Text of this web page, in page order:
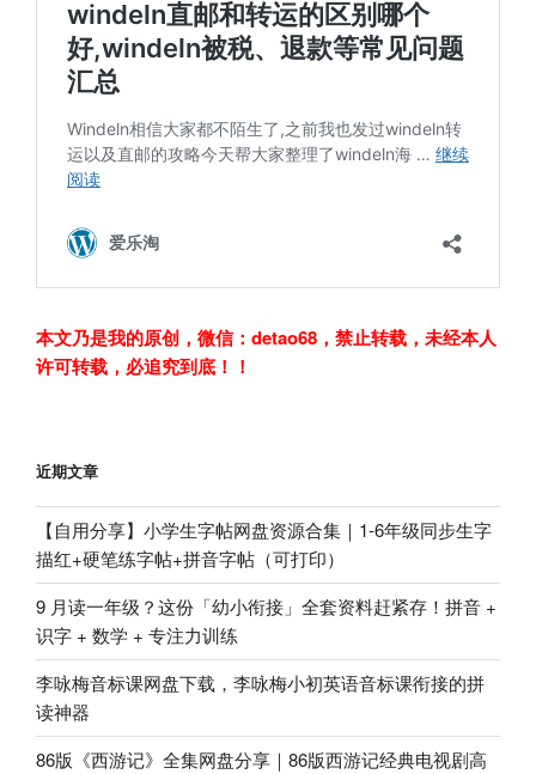
本文乃是我的原创，微信： detao68 ，禁止转载，未经本人
许可转载，必追究到底！！
近期文章
【自用分享】小学生字帖网盘资源合集｜1-6年级同步生字
描红+硬笔练字帖+拼音字帖（可打印）
9 月读一年级？这份「幼小衔接」全套资料赶紧存！拼音 +
识字 + 数学 + 专注力训练
李咏梅音标课网盘下载，李咏梅小初英语音标课衔接的拼
读神器
86版《西游记》全集网盘分享｜86版西游记经典电视剧高